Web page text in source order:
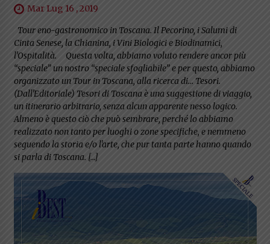
Mar Lug 16 , 2019
Tour eno-gastronomico in Toscana. Il Pecorino, i Salumi di
Cinta Senese, la Chianina, i Vini Biologici e Biodinamici,
l'Ospitalità. Questa volta, abbiamo voluto rendere ancor più
“speciale” un nostro “speciale sfogliabile” e per questo, abbiamo
organizzato un Tour in Toscana, alla ricerca di… Tesori.
(Dall'Editoriale) Tesori di Toscana è una suggestione di viaggio,
un itinerario arbitrario, senza alcun apparente nesso logico.
Almeno è questo ciò che può sembrare, perché lo abbiamo
realizzato non tanto per luoghi o zone specifiche, e nemmeno
seguendo la storia e/o l'arte, che pur tanta parte hanno quando
si parla di Toscana. […]